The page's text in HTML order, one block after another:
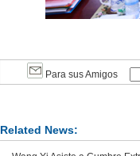
Para sus Amigos
Related News: